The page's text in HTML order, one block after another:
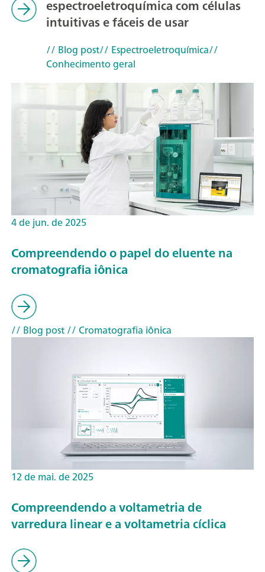
espectroeletroquímica com células
intuitivas e fáceis de usar
// Blog post// Espectroeletroquímica//
Conhecimento geral
4 de jun. de 2025
Compreendendo o papel do eluente na
cromatografia iônica
// Blog post// Cromatografia iônica
12 de mai. de 2025
Compreendendo a voltametria de
varredura linear e a voltametria cíclica